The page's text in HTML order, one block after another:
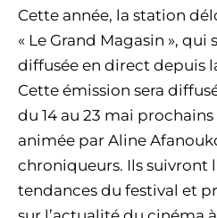
Cette année, la station
« Le Grand Magasin », qui
diffusée en direct depuis
Cette émission sera
du 14 au 23 mai prochains
animée par Aline
chroniqueurs. Ils suivront
tendances du festival et